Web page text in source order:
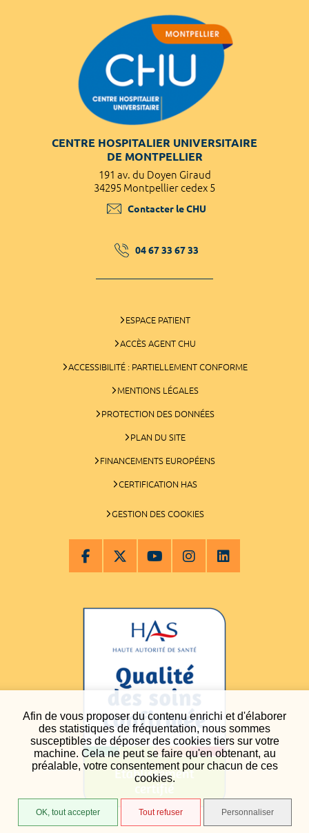
Afin de vous proposer du contenu enrichi et d'élaborer
des statistiques de fréquentation, nous sommes
susceptibles de déposer des cookies tiers sur votre
machine. Cela ne peut se faire qu'en obtenant, au
préalable, votre consentement pour chacun de ces
cookies.
OK, tout accepter Tout refuser Personnaliser
CENTRE HOSPITALIER UNIVERSITAIRE
DE MONTPELLIER
191 av. du Doyen Giraud
34295 Montpellier cedex 5
Contacter le CHU
04 67 33 67 33
ESPACE PATIENT
ACCÈS AGENT CHU
ACCESSIBILITÉ : PARTIELLEMENT CONFORME
MENTIONS LÉGALES
PROTECTION DES DONNÉES
PLAN DU SITE
FINANCEMENTS EUROPÉENS
CERTIFICATION HAS
GESTION DES COOKIES